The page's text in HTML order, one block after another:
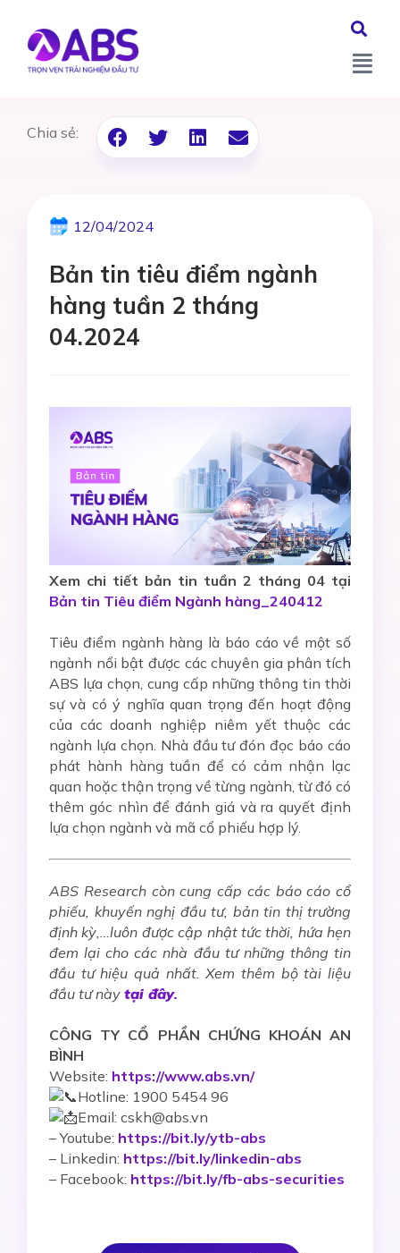
Chia sẻ:
12/04/2024
Bản tin tiêu điểm ngành
hàng tuần 2 tháng
04.2024
Xem chi tiết bản tin tuần 2 tháng 04 tại
Bản tin Tiêu điểm Ngành hàng_240412
Tiêu điểm ngành hàng là báo cáo về một số
ngành nổi bật được các chuyên gia phân tích
ABS lựa chọn, cung cấp những thông tin thời
sự và có ý nghĩa quan trọng đến hoạt động
của các doanh nghiệp niêm yết thuộc các
ngành lựa chọn. Nhà đầu tư đón đọc báo cáo
phát hành hàng tuần để có cảm nhận lạc
quan hoặc thận trọng về từng ngành, từ đó có
thêm góc nhìn để đánh giá và ra quyết định
lựa chọn ngành và mã cổ phiếu hợp lý.
ABS Research còn cung cấp các báo cáo cổ
phiếu, khuyến nghị đầu tư, bản tin thị trường
định kỳ,…luôn được cập nhật tức thời, hứa hẹn
đem lại cho các nhà đầu tư những thông tin
đầu tư hiệu quả nhất. Xem thêm bộ tài liệu
đầu tư này tại đây.
CÔNG TY CỔ PHẦN CHỨNG KHOÁN AN
BÌNH
Website: https://www.abs.vn/
Hotline: 1900 5454 96
Email: cskh@abs.vn
–Youtube: https://bit.ly/ytb-abs
– Linkedin: https://bit.ly/linkedin-abs
– Facebook: https://bit.ly/fb-abs-securities